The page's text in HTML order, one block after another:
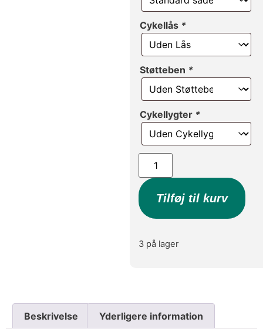
Cykellås *
Støtteben *
Cykellygter *
Tilføj til kurv
3 på lager
Beskrivelse Yderligere information